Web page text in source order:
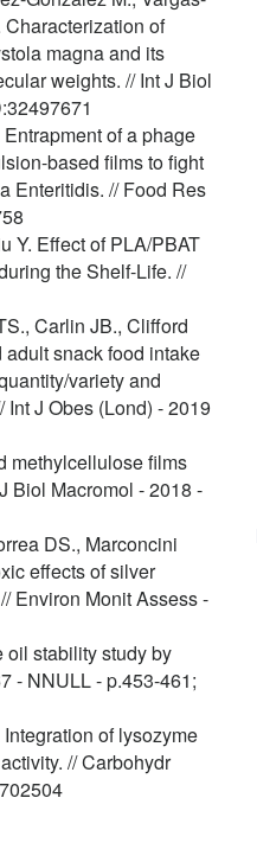
of
magna and its
weights. // Int J Biol
of a phage
based films to fight
Enteritidis. // Food Res
Y. Effect of PLA/PBAT
the Shelf-Life. //
Carlin JB., Clifford
snack food intake
variety and
J Obes (Lond) - 2019
methylcellulose films
Biol Macromol - 2018 -
DS., Marconcini
effects of silver
Environ Monit Assess -
oil stability study by
- NNULL - p.453-461;
of lysozyme
// Carbohydr